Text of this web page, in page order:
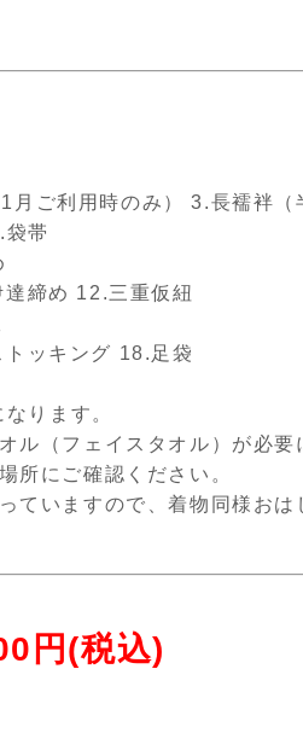
ご利用時のみ） 3.長襦袢（
帯
締め 12.三重仮紐
ッキング 18.足袋
ります。
ル（フェイスタオル）が必要
所にご確認ください。
ていますので、着物同様おは
円(税込)